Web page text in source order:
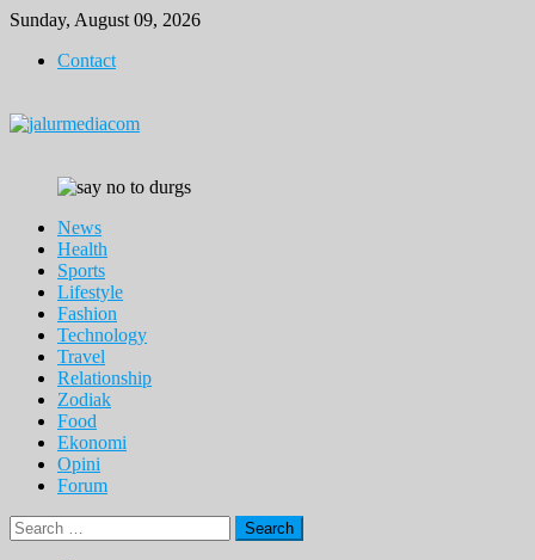
Skip
content
Sunday, August 09, 2026
Contact
News
Health
Sports
Lifestyle
Fashion
Technology
Travel
Relationship
Zodiak
Food
Ekonomi
Opini
Forum
Search
for: